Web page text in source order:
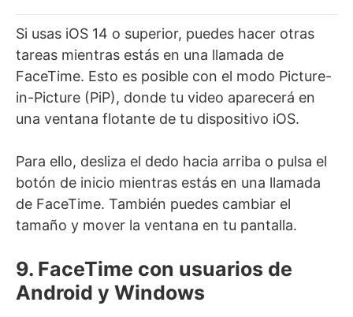
Si usas iOS 14 o superior, puedes hacer otras
tareas mientras estás en una llamada de
FaceTime. Esto es posible con el modo Picture-
in-Picture (PiP), donde tu video aparecerá en
una ventana flotante de tu dispositivo iOS.
Para ello, desliza el dedo hacia arriba o pulsa el
botón de inicio mientras estás en una llamada
de FaceTime. También puedes cambiar el
tamaño y mover la ventana en tu pantalla.
9. FaceTime con usuarios de
Android y Windows